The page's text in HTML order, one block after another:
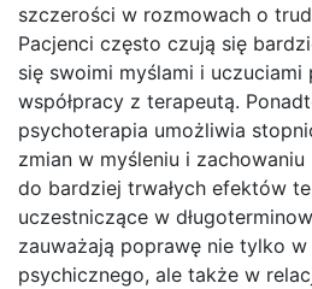
szczerości w rozmowach o
Pacjenci często czują się
się swoimi myślami i uczuciami
współpracy z terapeutą.
psychoterapia umożliwia
zmian w myśleniu i
do bardziej trwałych efektów
uczestniczące w
zauważają poprawę nie tylko
psychicznego, ale także w